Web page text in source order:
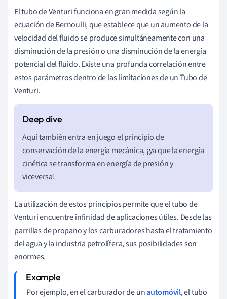
El tubo de Venturi funciona en gran medida según la
ecuación de Bernoulli, que establece que un aumento de la
velocidad del fluido se produce simultáneamente con una
disminución de la presión o una disminución de la energía
potencial del fluido. Existe una profunda correlación entre
estos parámetros dentro de las limitaciones de un Tubo de
Venturi.
Aquí también entra en juego el principio de
conservación de la energía mecánica, ¡ya que la energía
cinética se transforma en energía de presión y
viceversa!
La utilización de estos principios permite que el tubo de
Venturi encuentre infinidad de aplicaciones útiles. Desde las
parrillas de propano y los carburadores hasta el tratamiento
del agua y la industria petrolífera, sus posibilidades son
enormes.
Por ejemplo, en el carburador de unautomóvil, el tubo